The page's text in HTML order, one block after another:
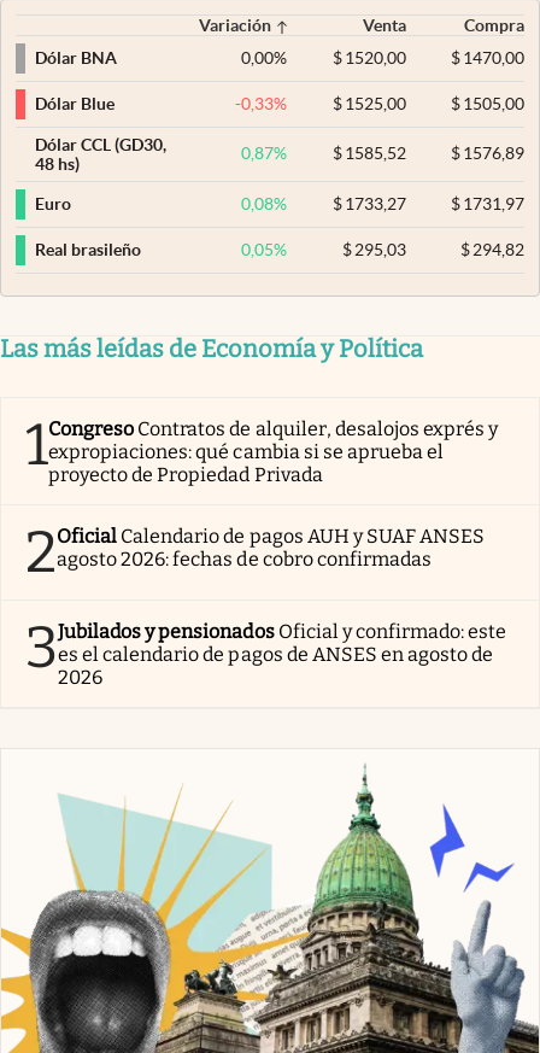
Variación Venta
Compra
Dólar BNA
0,00% $ 1520,00 $1470,00
Dólar Blue -0,33% $ 1525,00 $1505,00
Dólar CCL (GD30,
48 hs)
0,87% $ 1585,52 $1576,89
Euro 0,08% $ 1733,27 $1731,97
Real brasileño 0,05% $ 295,03 $294,82
Las más leídas de Economía y Política
1Congreso Contratos de alquiler, desalojos exprés y
expropiaciones: qué cambia si se aprueba el
proyecto de Propiedad Privada
2Oficial Calendario de pagos AUH y SUAF ANSES
agosto 2026: fechas de cobro confirmadas
3Jubilados y pensionados Oficial y confirmado: este
es el calendario de pagos de ANSES en agosto de
2026